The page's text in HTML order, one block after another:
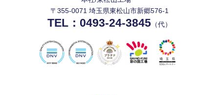
〒355-0071 埼玉県東松山市新郷576-1
TEL： 0493-24-3845 （代）